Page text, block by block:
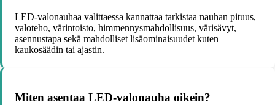
LED-valonauhaa valittaessa kannattaa tarkistaa nauhan pituus,
valoteho, värintoisto, himmennysmahdollisuus, värisävyt,
asennustapa sekä mahdolliset lisäominaisuudet kuten
kaukosäädin tai ajastin.
Miten asentaa LED-valonauha oikein?